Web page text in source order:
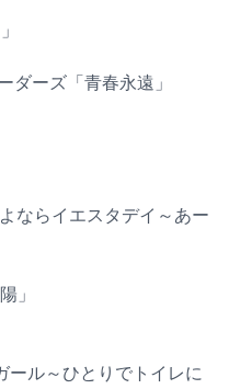
ーズ「青春永遠」
ならイエスタデイ～あー
」
ール～ひとりでトイレに